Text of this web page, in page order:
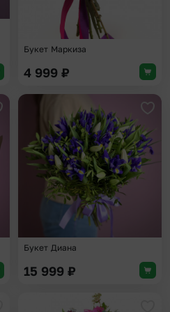
Букет Маркиза
4 999 ₽
Добавить в избранное
Букет Диана
15 999 ₽